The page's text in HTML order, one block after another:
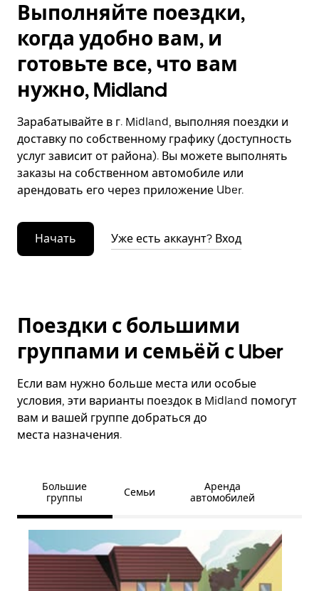
Выполняйте поездки,
когда удобно вам, и
готовьте все, что вам
нужно, Midland
Зарабатывайте в г. Midland, выполняя поездки и
доставку по собственному графику (доступность
услуг зависит от района). Вы можете выполнять
заказы на собственном автомобиле или
арендовать его через приложение Uber.
Начать Уже есть аккаунт? Вход
Поездки с большими
группами и семьёй с Uber
Если вам нужно больше места или особые
условия, эти варианты поездок в Midland помогут
вам и вашей группе добраться до
места назначения.
Большие
группы
Семьи
Аренда
автомобилей